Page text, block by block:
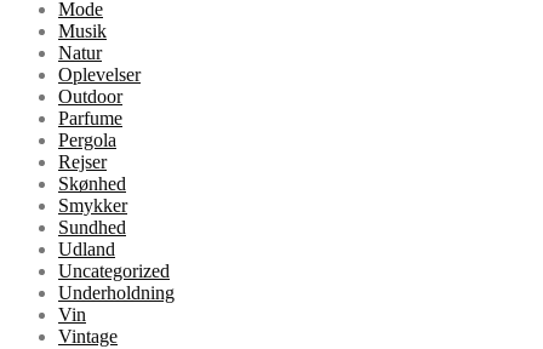
Mode
Musik
Natur
Oplevelser
Outdoor
Parfume
Pergola
Rejser
Skønhed
Smykker
Sundhed
Udland
Uncategorized
Underholdning
Vin
Vintage